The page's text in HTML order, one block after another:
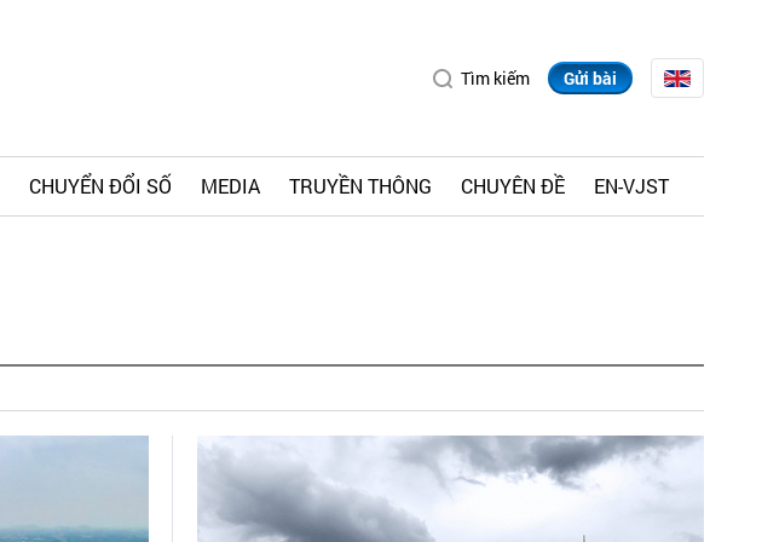
Tìm kiếm Gửi bài
CHUYỂN ĐỔI SỐ MEDIA TRUYỀN THÔNG CHUYÊN ĐỀ EN-VJST